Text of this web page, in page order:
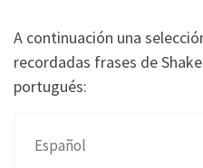
A continuación una
recordadas frases de
portugués:
Español